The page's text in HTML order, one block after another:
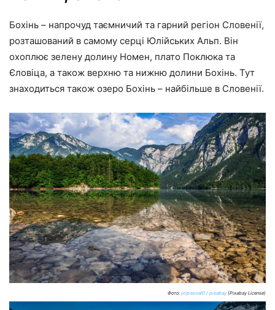
Бохінь – напрочуд таємничий та гарний регіон Словенії,
розташований в самому серці Юлійських Альп. Він
охоплює зелену долину Номен, плато Поклюка та
Єловіца, а також верхню та нижню долини Бохінь. Тут
знаходиться також озеро Бохінь – найбільше в Словенії.
Фото: jiriposival0 / pixabay (Pixabay License)